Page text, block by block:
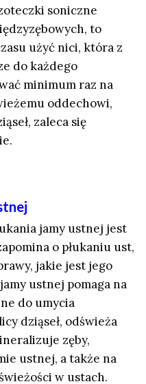
soniczne
to
użyć nici, która z
do każdego
minimum raz na
oddechowi,
zaleca się
jamy ustnej jest
o płukaniu ust,
jakie jest jego
ustnej pomaga na
do umycia
dziąseł, odświeża
zęby,
ustnej, a także na
w ustach.